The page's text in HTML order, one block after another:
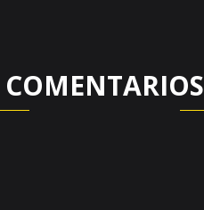
COMENTARIOS